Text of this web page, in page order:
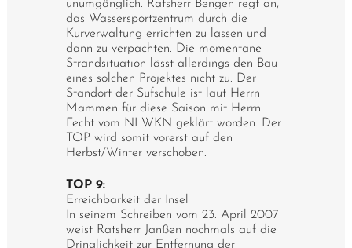
unumgänglich. Ratsherr Bengen regt an,
das Wassersportzentrum durch die
Kurverwaltung errichten zu lassen und
dann zu verpachten. Die momentane
Strandsituation lässt allerdings den Bau
eines solchen Projektes nicht zu. Der
Standort der Sufschule ist laut Herrn
Mammen für diese Saison mit Herrn
Fecht vom NLWKN geklärt worden. Der
TOP wird somit vorerst auf den
Herbst/Winter verschoben.
TOP 9:
Erreichbarkeit der Insel
In seinem Schreiben vom 23. April 2007
weist Ratsherr Janßen nochmals auf die
Dringlichkeit zur Entfernung der